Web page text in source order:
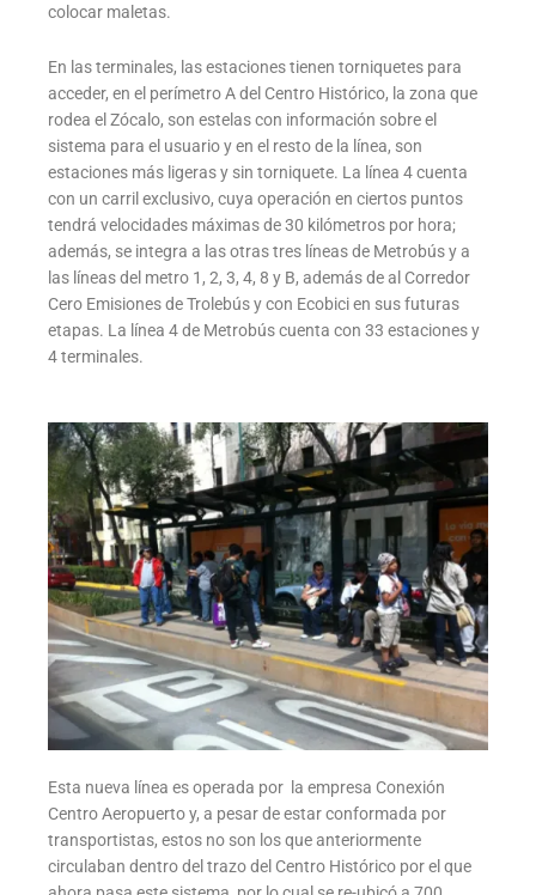
colocar maletas.
En las terminales, las estaciones tienen torniquetes para
acceder, en el perímetro A del Centro Histórico, la zona que
rodea el Zócalo, son estelas con información sobre el
sistema para el usuario y en el resto de la línea, son
estaciones más ligeras y sin torniquete. La línea 4 cuenta
con un carril exclusivo, cuya operación en ciertos puntos
tendrá velocidades máximas de 30 kilómetros por hora;
además, se integra a las otras tres líneas de Metrobús y a
las líneas del metro 1, 2, 3, 4, 8 y B, además de al Corredor
Cero Emisiones de Trolebús y con Ecobici en sus futuras
etapas. La línea 4 de Metrobús cuenta con 33 estaciones y
4 terminales.
Esta nueva línea es operada por la empresa Conexión
Centro Aeropuerto y, a pesar de estar conformada por
transportistas, estos no son los que anteriormente
circulaban dentro del trazo del Centro Histórico por el que